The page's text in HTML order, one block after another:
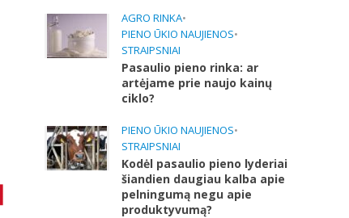
AGRO RINKA•
PIENO ŪKIO NAUJIENOS•
STRAIPSNIAI
Pasaulio pieno rinka: ar
artėjame prie naujo kainų
ciklo?
PIENO ŪKIO NAUJIENOS•
STRAIPSNIAI
Kodėl pasaulio pieno lyderiai
šiandien daugiau kalba apie
pelningumą negu apie
produktyvumą?